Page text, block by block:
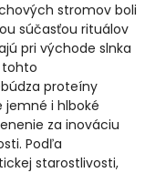
stromov boli
súčasťou rituálov
pri východe slnka
tohto
proteíny
jemné i hlboké
za inováciu
Podľa
starostlivosti,